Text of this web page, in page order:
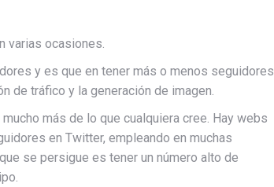
varias ocasiones.
y es que en tener más o menos seguidores
de tráfico y la generación de imagen.
más de lo que cualquiera cree. Hay webs
en Twitter, empleando en muchas
se persigue es tener un número alto de